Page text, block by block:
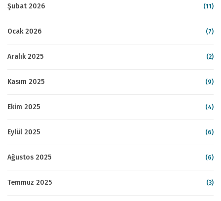
Şubat 2026 (11)
Ocak 2026 (7)
Aralık 2025 (2)
Kasım 2025 (9)
Ekim 2025 (4)
Eylül 2025 (6)
Ağustos 2025 (6)
Temmuz 2025 (3)